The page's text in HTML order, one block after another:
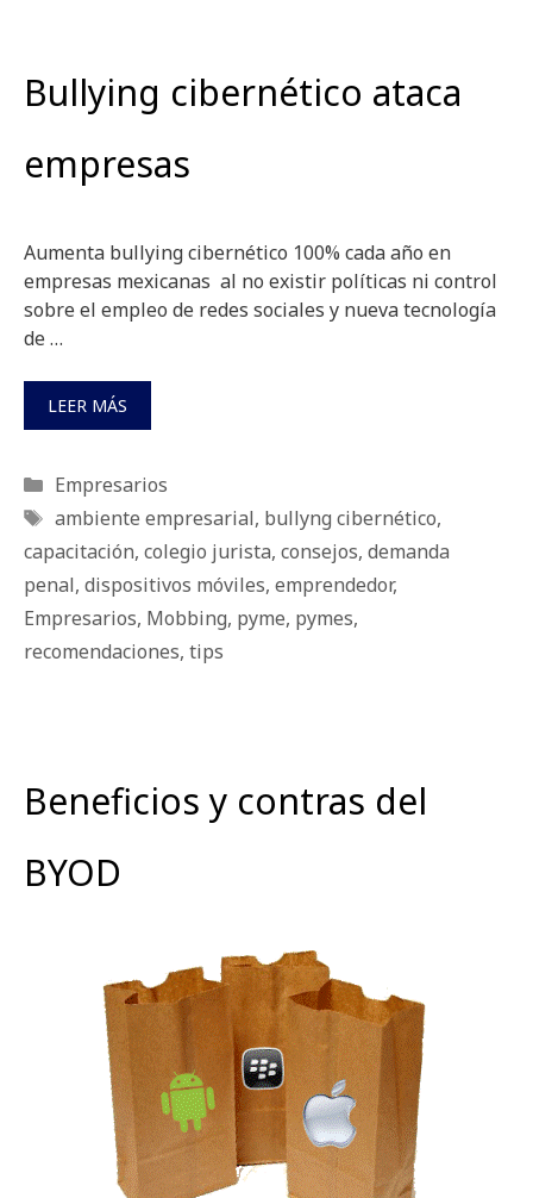
Bullying cibernético ataca
empresas
Aumenta bullying cibernético 100% cada año en
empresas mexicanas al no existir políticas ni control
sobre el empleo de redes sociales y nueva tecnología
de …
LEER MÁS
Categorías
Empresarios
Etiquetas
ambiente empresarial, bullyng cibernético,
capacitación, colegio jurista, consejos, demanda
penal, dispositivos móviles, emprendedor,
Empresarios, Mobbing, pyme, pymes,
recomendaciones, tips
Beneficios y contras del
BYOD